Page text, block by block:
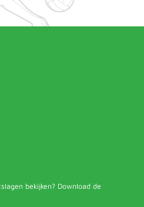
bekijken? Download de